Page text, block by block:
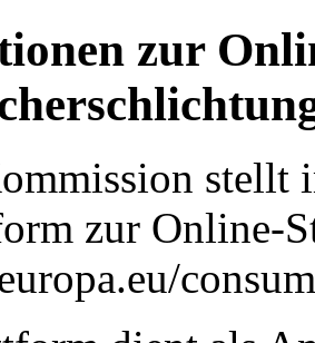
zur
stellt
zur Online-